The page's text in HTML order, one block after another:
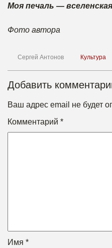
Моя печаль —
Фото автора
Сергей Антонов Культура
Добавить
Ваш адрес email не будет
Комментарий *
Имя *